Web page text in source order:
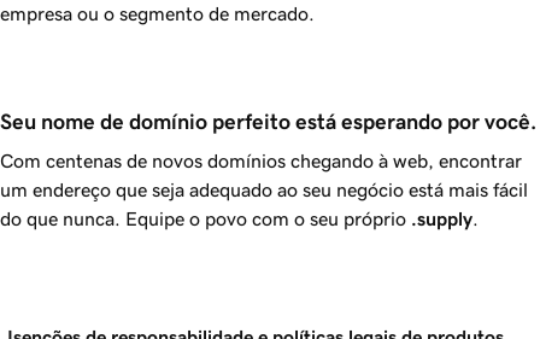
empresa ou o segmento de mercado.
Seu nome de domínio perfeito está esperando por você.
Com centenas de novos domínios chegando à web, encontrar
um endereço que seja adequado ao seu negócio está mais fácil
do que nunca. Equipe o povo com o seu próprio .supply